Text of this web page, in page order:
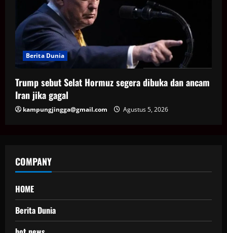
Berita Dunia
Trump sebut Selat Hormuz segera dibuka dan ancam
Iran jika gagal
kampungjingga@gmail.com Agustus 5, 2026
COMPANY
HOME
Berita Dunia